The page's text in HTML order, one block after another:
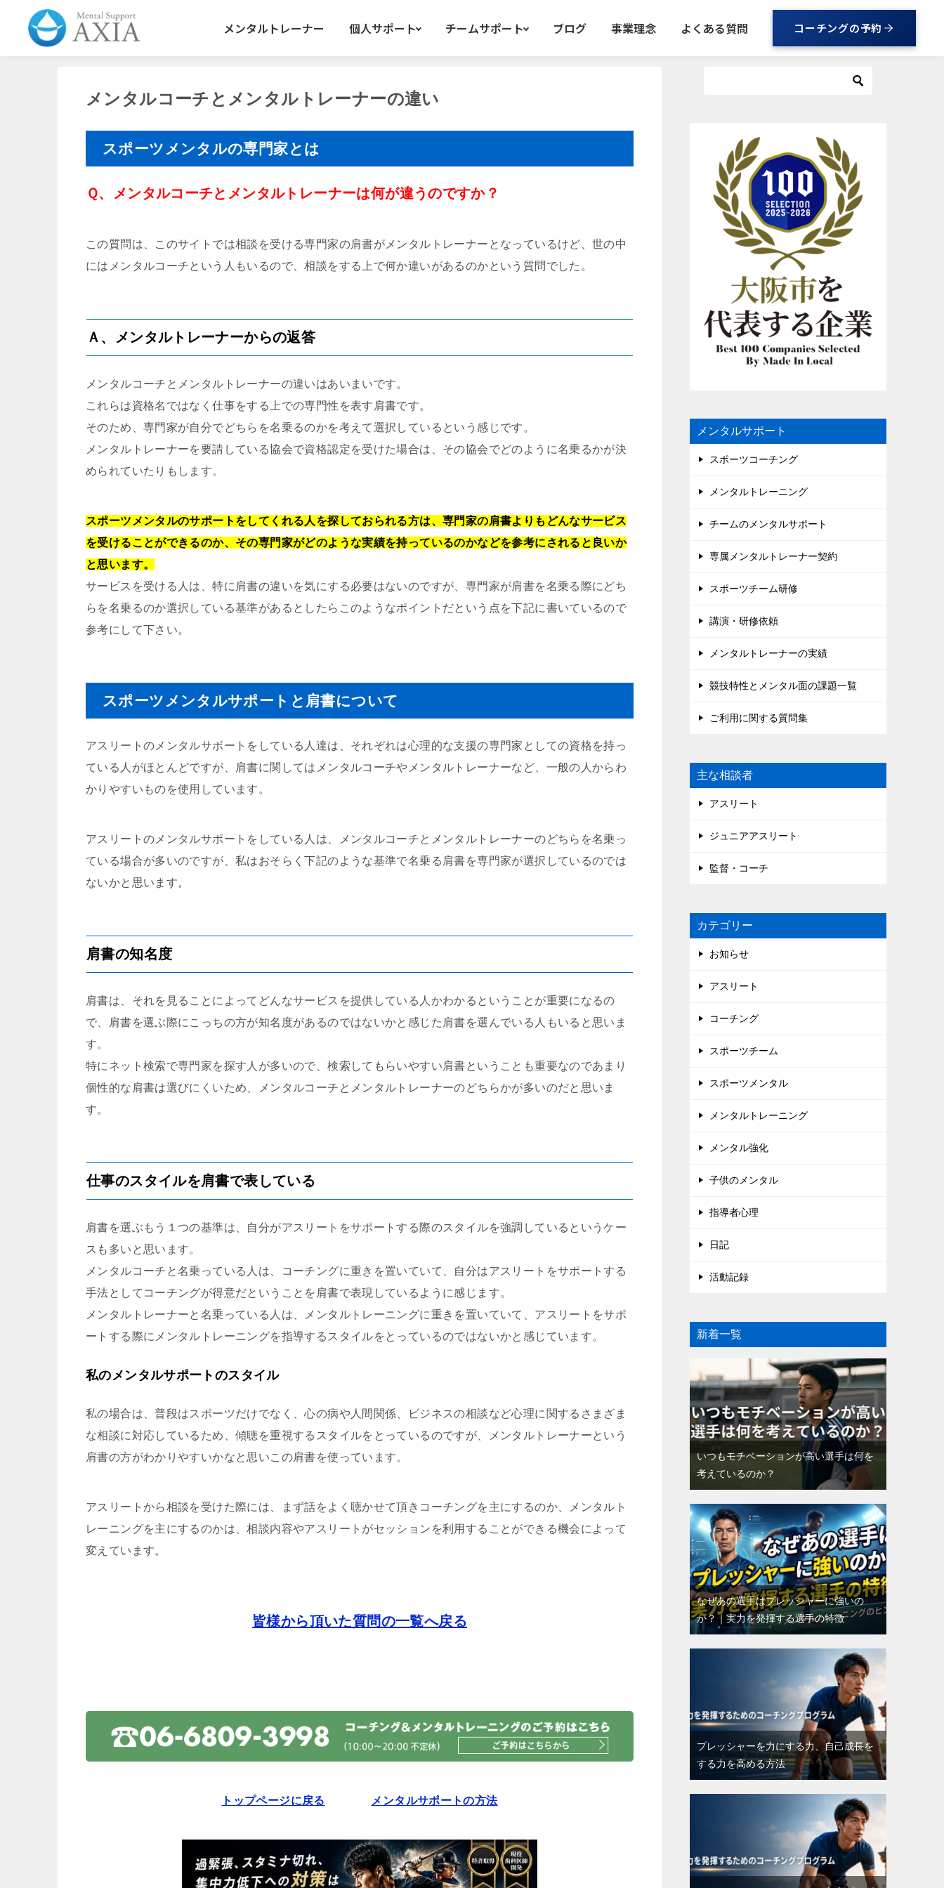
メンタルトレーナー 個人サポート チームサポート ブログ 事業理念 よくある質問 コーチングの予約
メンタルコーチとメンタルトレーナーの違い
スポーツメンタルの専門家とは
Ｑ、メンタルコーチとメンタルトレーナーは何が違うのですか？
この質問は、このサイトでは相談を受ける専門家の肩書がメンタルトレーナーとなっているけど、世の中
にはメンタルコーチという人もいるので、相談をする上で何か違いがあるのかという質問でした。
Ａ、メンタルトレーナーからの返答
メンタルコーチとメンタルトレーナーの違いはあいまいです。
これらは資格名ではなく仕事をする上での専門性を表す肩書です。
そのため、専門家が自分でどちらを名乗るのかを考えて選択しているという感じです。
メンタルトレーナーを要請している協会で資格認定を受けた場合は、その協会でどのように名乗るかが決
められていたりもします。
スポーツメンタルのサポートをしてくれる人を探しておられる方は、専門家の肩書よりも どんなサービス
を受けることができるのか、その専門家がどのような実績を持っているのかなどを参考にされると良いか
と思います。
サービスを受ける人は、特に肩書の違いを気にする必要はないのですが、専門家が肩書を名乗る際にどち
らを名乗るのか選択している基準があるとしたらこのようなポイントだという点を下記に書いているので
参考にして下さい。
スポーツメンタルサポートと肩書について
アスリートのメンタルサポートをしている人達は、それぞれは心理的な支援の専門家としての資格を持っ
ている人がほとんどですが、肩書に関してはメンタルコーチやメンタルトレーナーなど、一般の人からわ
かりやすいものを使用しています。
アスリートのメンタルサポートをしている人は、メンタルコーチとメンタルトレーナーのどちらを名乗っ
ている場合が多いのですが、私はおそらく下記のような基準で名乗る肩書を専門家が選択しているのでは
ないかと思います。
肩書の知名度
肩書は、それを見ることによってどんなサービスを提供している人かわかるということが重要になるの
で、肩書を選ぶ際にこっちの方が知名度があるのではないかと感じた肩書を選んでいる人もいると思いま
す。
特にネット検索で専門家を探す人が多いので、検索してもらいやすい肩書ということも重要なのであまり
個性的な肩書は選びにくいため、メンタルコーチとメンタルトレーナーのどちらかが多いのだと思いま
す。
仕事のスタイルを肩書で表している
肩書を選ぶもう１つの基準は、自分がアスリートをサポートする際のスタイルを強調しているというケー
スも多いと思います。
メンタルコーチと名乗っている人は、コーチングに重きを置いていて、自分はアスリートをサポートする
手法としてコーチングが得意だということを肩書で表現しているように感じます。
メンタルトレーナーと名乗っている人は、メンタルトレーニングに重きを置いていて、アスリートをサポ
ートする際にメンタルトレーニングを指導するスタイルをとっているのではないかと感じています。
私のメンタルサポートのスタイル
私の場合は、普段はスポーツだけでなく、心の病や人間関係、ビジネスの相談など心理に関するさまざま
な相談に対応しているため、傾聴を重視するスタイルをとっているのですが、メンタルトレーナーという
肩書の方がわかりやすいかなと思いこの肩書を使っています。
アスリートから相談を受けた際には、まず話をよく聴かせて頂きコーチングを主にするのか、メンタルト
レーニングを主にするのかは、相談内容やアスリートがセッションを利用することができる機会によって
変えています。
皆様から頂いた質問の一覧へ戻る
トップページに戻る メンタルサポートの方法
メンタルサポート
スポーツコーチング
メンタルトレーニング
チームのメンタルサポート
専属メンタルトレーナー契約
スポーツチーム研修
講演・研修依頼
メンタルトレーナーの実績
競技特性とメンタル面の課題一覧
ご利用に関する質問集
主な相談者
アスリート
ジュニアアスリート
監督・コーチ
カテゴリー
お知らせ
アスリート
コーチング
スポーツチーム
スポーツメンタル
メンタルトレーニング
メンタル強化
子供のメンタル
指導者心理
日記
活動記録
新着一覧
いつもモチベーションが高い選手は何を
考えているのか？
なぜあの選手はプレッシャーに強いの
か？｜実力を発揮する選手の特徴
プレッシャーを力にする力、自己成長を
する力を高める方法